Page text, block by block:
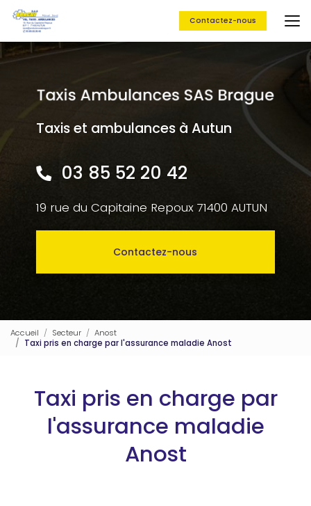
Aller
au
contenu
principal
Contactez-nous
Taxis et ambulances à Autun
03 85 52 20 42
19 rue du Capitaine Repoux 71400 AUTUN
Contactez-nous
Accueil Secteur
Anost
Taxi pris en charge par l'assurance maladie Anost
Taxi pris en charge par
l'assurance maladie
Anost